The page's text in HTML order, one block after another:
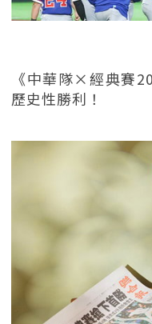
《中華隊×經典賽
歷史性勝利！